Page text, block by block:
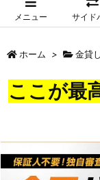
メニュー サイド
ホーム > 金貸
ここが最